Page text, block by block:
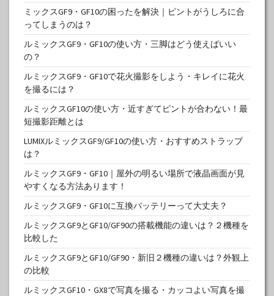
ミックスGF9・GF10の困ったを解決｜ピントがうしろに合
ってしまうのは？
ルミックスGF9・GF10の使い方・三脚はどう使えばいい
の？
ルミックスGF9・GF10で花火撮影をしよう・キレイに花火
を撮るには？
ルミックスGF10の使い方・近すぎてピントが合わない！最
短撮影距離とは
LUMIXルミックスGF9/GF10の使い方・おすすめストラップ
は？
ルミックスGF9・GF10｜屋外の明るい場所で液晶画面が見
やすくなる方法あります！
ルミックスGF9・GF10に互換バッテリーって大丈夫？
ルミックスGF9とGF10/GF90の搭載機能の違いは？２機種を
比較した
ルミックスGF9とGF10/GF90・新旧２機種の違いは？外観上
の比較
ルミックスGF10・GX8で写真を撮る・カッコよい写真を撮